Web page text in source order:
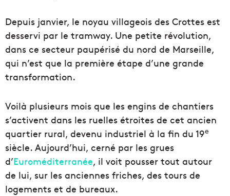
Depuis janvier, le noyau villageois des Crottes est
desservi par le tramway. Une petite révolution,
dans ce secteur paupérisé du nord de Marseille,
qui n’est que la première étape d’une grande
transformation.
Voilà plusieurs mois que les engins de chantiers
s’activent dans les ruelles étroites de cet ancien
quartier rural, devenu industriel à la fin du 19e
siècle. Aujourd’hui, cerné par les grues
d’Euroméditerranée, il voit pousser tout autour
de lui, sur les anciennes friches, des tours de
logements et de bureaux.